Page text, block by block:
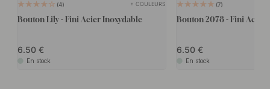
4 + COULEURS
Bouton Lily - Fini Acier Inoxydable
6.50
En stock
7
Bouton 2078 - Fini Acier
6.50
En stock